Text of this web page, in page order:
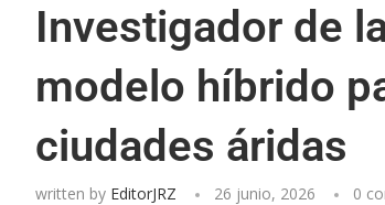
Investigador de
modelo híbrido
ciudades áridas
written by EditorJRZ 26 junio, 2026 0